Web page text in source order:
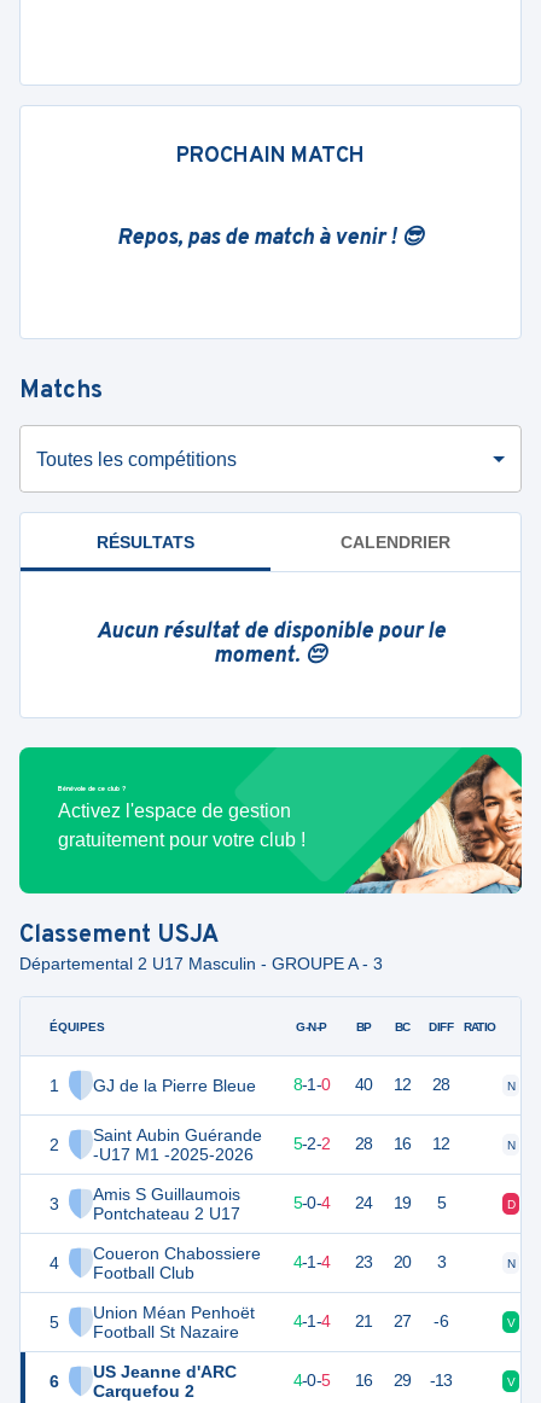
PROCHAIN MATCH
Repos, pas de match à venir ! 😎
Matchs
Toutes les compétitions
RÉSULTATS CALENDRIER
Aucun résultat de disponible pour le
moment. 😔
Bénévole de ce club ?
Activez l'espace de gestion
gratuitement pour votre club !
Classement USJA
Départemental 2 U17 Masculin - GROUPE A - 3
ÉQUIPES
1 GJ de la Pierre Bleue
2
Saint Aubin Guérande
-U17 M1 -2025-2026
3
Amis S Guillaumois
Pontchateau 2 U17
4
Coueron Chabossiere
Football Club
5
Union Méan Penhoët
Football St Nazaire
6
US Jeanne d'ARC
Carquefou 2
G-N-P BP BC DIFF RATIO
25 9 8-1-0 40 12 28 N
17 9 5-2-2 28 16 12 N
15 5-0-4 24 19 5 D
13 9 4-1-4 23 20 3 N
13 4-1-4 21 27 -6 V
12 4-0-5 16 29 -13 V